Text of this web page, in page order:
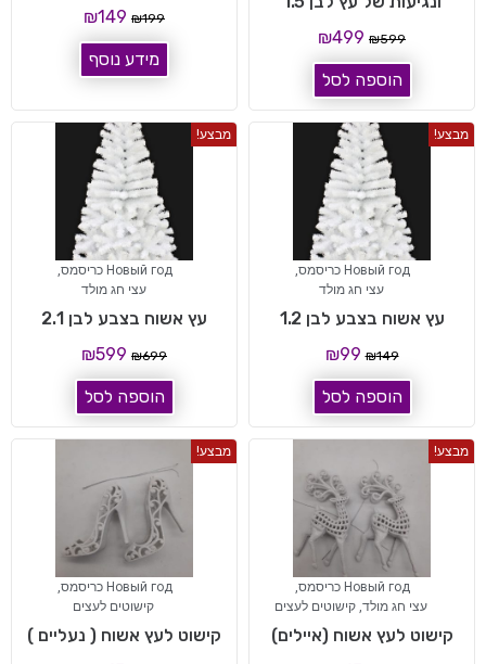
₪599
₪499
הוספה לסל
₪199
₪149
מידע נוסף
מבצע!
Новый год כריסמס
,
עצי חג מולד
עץ אשוח בצבע לבן 1.2
₪149
₪99
הוספה לסל
מבצע!
Новый год כריסמס
,
עצי חג מולד
עץ אשוח בצבע לבן 2.1
₪699
₪599
הוספה לסל
מבצע!
Новый год כריסמס
,
עצי חג מולד, קישוטים לעצים
קישוט לעץ אשוח (איילים)
מבצע!
Новый год כריסמס
,
קישוטים לעצים
קישוט לעץ אשוח ( נעליים )